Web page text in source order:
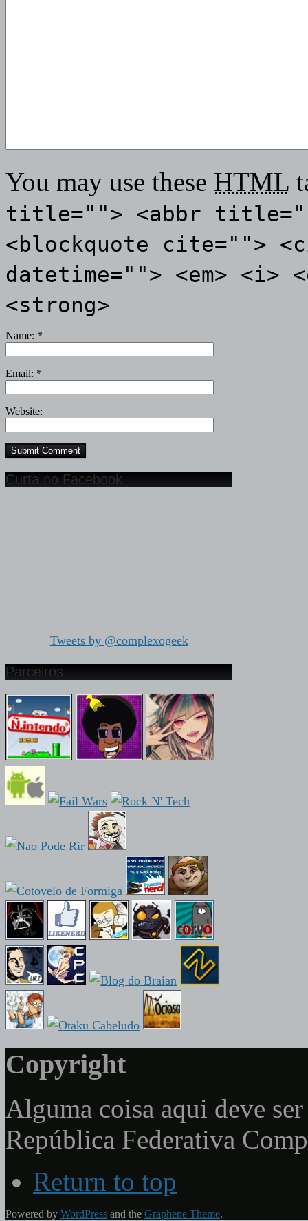
You may use these HTML
title=""> <abbr
<blockquote cite="">
datetime=""> <em> <i>
<strong>
Name: *
Email: *
Website:
Curta no Facebook
Tweets by @complexogeek
Parceiros
Copyright
Alguma coisa aqui deve
República Federativa
Return to top
Powered by WordPress and the Graphene Theme.